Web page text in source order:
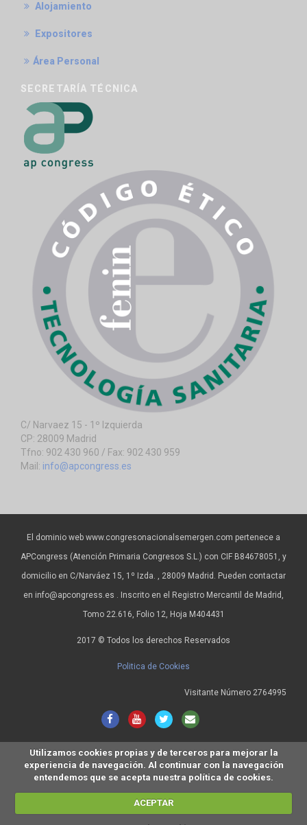
Alojamiento
Expositores
Área Personal
SECRETARÍA TÉCNICA
C/ Narvaez 15 - 1º Izquierda
CP: 28009 Madrid
Tfno: 902 430 960 / Fax: 902 430 959
Mail: info@apcongress.es
El dominio web www.congresonacionalsemergen.com pertenece a
APCongress (Atención Primaria Congresos S.L.) con CIF B84678051, y
domicilio en C/Narváez 15, 1º Izda. , 28009 Madrid. Pueden contactar
en info@apcongress.es . Inscrito en el Registro Mercantil de Madrid,
Tomo 22.616, Folio 12, Hoja M404431
2017 © Todos los derechos Reservados
Politica de Cookies
Visitante Número 2764995
Utilizamos cookies propias y de terceros para mejorar la
experiencia de navegación. Al continuar con la navegación
entendemos que se acepta nuestra política de cookies.
ACEPTAR